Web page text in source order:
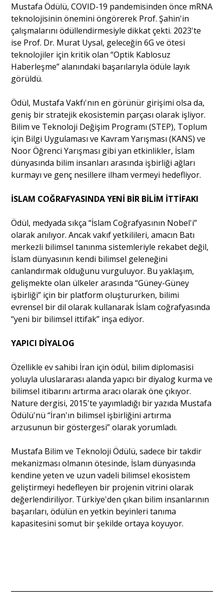
Mustafa Ödülü, COVID-19 pandemisinden önce mRNA
teknolojisinin önemini öngörerek Prof. Şahin'in
çalışmalarını ödüllendirmesiyle dikkat çekti. 2023'te
ise Prof. Dr. Murat Uysal, geleceğin 6G ve ötesi
teknolojiler için kritik olan “Optik Kablosuz
Haberleşme” alanındaki başarılarıyla ödüle layık
görüldü.
Ödül, Mustafa Vakfı'nın en görünür girişimi olsa da,
geniş bir stratejik ekosistemin parçası olarak işliyor.
Bilim ve Teknoloji Değişim Programı (STEP), Toplum
için Bilgi Uygulaması ve Kavram Yarışması (KANS) ve
Noor Öğrenci Yarışması gibi yan etkinlikler, İslam
dünyasında bilim insanları arasında işbirliği ağları
kurmayı ve genç nesillere ilham vermeyi hedefliyor.
İSLAM COĞRAFYASINDA YENİ BİR BİLİM İTTİFAKI
Ödül, medyada sıkça “İslam Coğrafyasının Nobel'i”
olarak anılıyor. Ancak vakıf yetkilileri, amacın Batı
merkezli bilimsel tanınma sistemleriyle rekabet değil,
İslam dünyasının kendi bilimsel geleneğini
canlandırmak olduğunu vurguluyor. Bu yaklaşım,
gelişmekte olan ülkeler arasında “Güney-Güney
işbirliği” için bir platform oluştururken, bilimi
evrensel bir dil olarak kullanarak İslam coğrafyasında
“yeni bir bilimsel ittifak” inşa ediyor.
YAPICI DİYALOG
Özellikle ev sahibi İran için ödül, bilim diplomasisi
yoluyla uluslararası alanda yapıcı bir diyalog kurma ve
bilimsel itibarını artırma aracı olarak öne çıkıyor.
Nature dergisi, 2015'te yayımladığı bir yazıda Mustafa
Ödülü'nü “İran'ın bilimsel işbirliğini artırma
arzusunun bir göstergesi” olarak yorumladı.
Mustafa Bilim ve Teknoloji Ödülü, sadece bir takdir
mekanizması olmanın ötesinde, İslam dünyasında
kendine yeten ve uzun vadeli bilimsel ekosistem
geliştirmeyi hedefleyen bir projenin vitrini olarak
değerlendiriliyor. Türkiye'den çıkan bilim insanlarının
başarıları, ödülün en yetkin beyinleri tanıma
kapasitesini somut bir şekilde ortaya koyuyor.